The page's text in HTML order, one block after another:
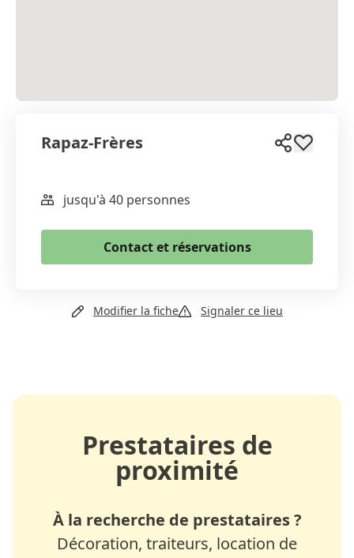
Rapaz-Frères
WhatsApp
Email
Copier le lien
jusqu'à 40 personnes
Contact et réservations
Site web
Modifier la fiche Signaler ce lieu
Prestataires de
proximité
À la recherche de prestataires ?
Décoration, traiteurs, location de